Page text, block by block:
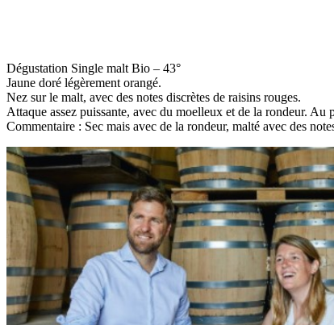
Dégustation Single malt Bio – 43°
Jaune doré légèrement orangé.
Nez sur le malt, avec des notes discrètes de raisins rouges.
Attaque assez puissante, avec du moelleux et de la rondeur.
Commentaire : Sec mais avec de la rondeur, malté avec des